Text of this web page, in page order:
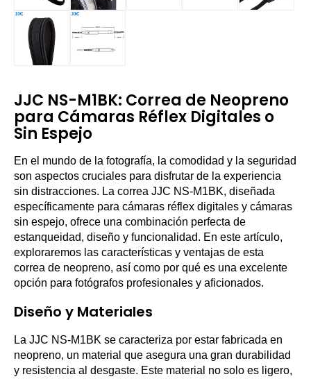
JJC NS-M1BK: Correa de Neopreno
para Cámaras Réflex Digitales o
Sin Espejo
En el mundo de la fotografía, la comodidad y la seguridad
son aspectos cruciales para disfrutar de la experiencia
sin distracciones. La correa JJC NS-M1BK, diseñada
específicamente para cámaras réflex digitales y cámaras
sin espejo, ofrece una combinación perfecta de
estanqueidad, diseño y funcionalidad. En este artículo,
exploraremos las características y ventajas de esta
correa de neopreno, así como por qué es una excelente
opción para fotógrafos profesionales y aficionados.
Diseño y Materiales
La JJC NS-M1BK se caracteriza por estar fabricada en
neopreno, un material que asegura una gran durabilidad
y resistencia al desgaste. Este material no solo es ligero,